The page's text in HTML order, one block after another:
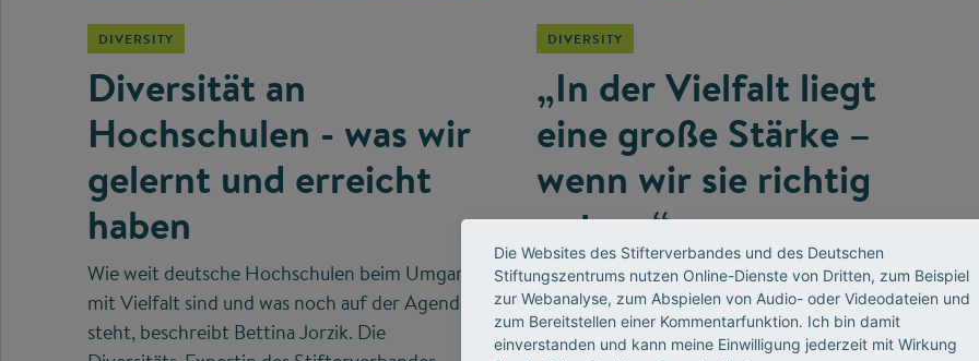
DIVERSITY
Diversität an
Hochschulen - was wir
gelernt und erreicht
haben
Wie weit deutsche Hochschulen beim Umgang
mit Vielfalt sind und was noch auf der Agenda
steht, beschreibt Bettina Jorzik. Die
DIVERSITY
„In der Vielfalt liegt
eine große Stärke –
wenn wir sie richtig
nutzen“
Henkel-Chefin Simone Bagel-Trah war in
Deutschland die erste Frau an der Aufsichts-
Spitze eines Dax-Konzerns. Ein Gespräch über
Die Websites des Stifterverbandes und des Deutschen
Stiftungszentrums nutzen Online-Dienste von Dritten, zum Beispiel
zur Webanalyse, zum Abspielen von Audio- oder Videodateien und
zum Bereitstellen einer Kommentarfunktion. Ich bin damit
einverstanden und kann meine Einwilligung jederzeit mit Wirkung